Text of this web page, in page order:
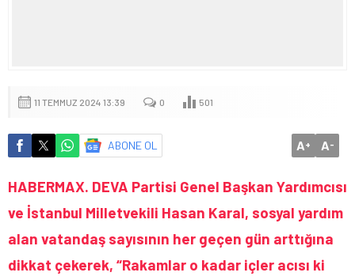
11 TEMMUZ 2024 13:39 0 501
ABONE OL A+ A-
HABERMAX. DEVA Partisi Genel Başkan Yardımcısı
ve İstanbul Milletvekili Hasan Karal, sosyal yardım
alan vatandaş sayısının her geçen gün arttığına
dikkat çekerek, “Rakamlar o kadar içler acısı ki